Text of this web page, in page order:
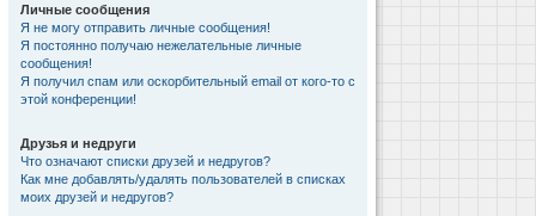
Личные сообщения
Я не могу отправить личные сообщения!
Я постоянно получаю нежелательные личные
сообщения!
Я получил спам или оскорбительный email от кого-то с
этой конференции!
Друзья и недруги
Что означают списки друзей и недругов?
Как мне добавлять/удалять пользователей в списках
моих друзей и недругов?